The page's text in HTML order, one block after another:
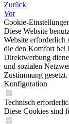
Zurück
Vor
Cookie-
Diese Website
Website erforderlich
die den Komfort bei
Direktwerbung
und sozialen
Zustimmung gesetzt.
Konfiguration
Technisch
Diese Cookies sind